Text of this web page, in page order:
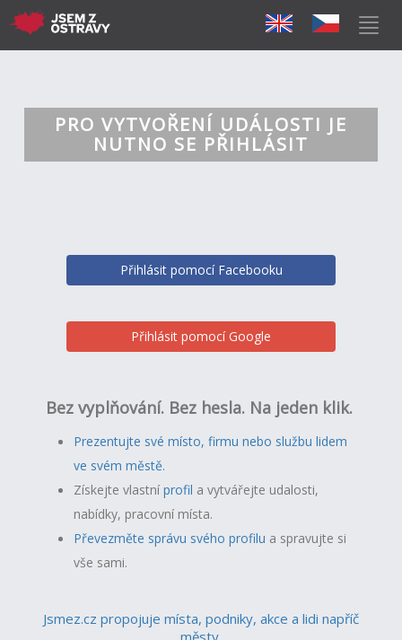
PRO VYTVOŘENÍ UDÁLOSTI JE
NUTNO SE PŘIHLÁSIT
Přihlásit pomocí Facebooku
Přihlásit pomocí Google
Bez vyplňování. Bez hesla. Na jeden klik.
Prezentujte své místo, firmu nebo službu lidem
ve svém městě.
Získejte vlastníprofil a vytvářejte udalosti,
nabídky, pracovní místa.
Převezměte správu svého profilu a spravujte si
vše sami.
Jsmez.cz propojuje místa, podniky, akce a lidi napříč
městy.